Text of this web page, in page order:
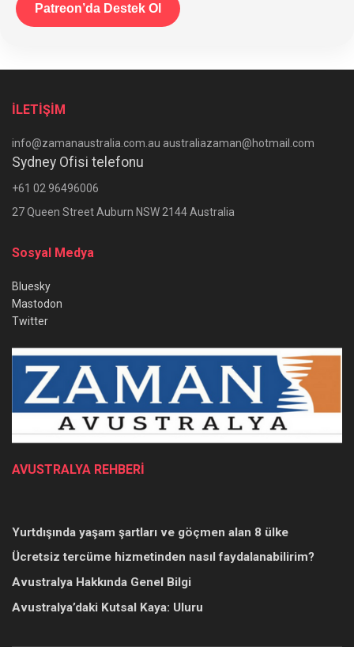
Patreon’da Destek Ol
İLETİŞİM
info@zamanaustralia.com.au australiazaman@hotmail.com
Sydney Ofisi telefonu
+61 02 96496006
27 Queen Street Auburn NSW 2144 Australia
Sosyal Medya
Bluesky
Mastodon
Twitter
AVUSTRALYA REHBERİ
Yurtdışında yaşam şartları ve göçmen alan 8 ülke
Ücretsiz tercüme hizmetinden nasıl faydalanabilirim?
Avustralya Hakkında Genel Bilgi
Avustralya’daki Kutsal Kaya: Uluru